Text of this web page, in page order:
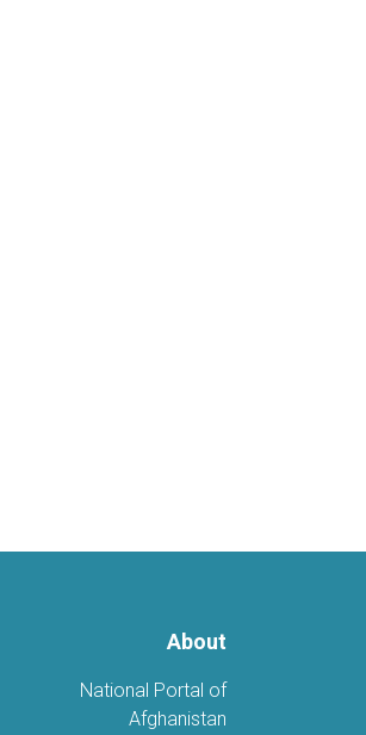
About
National Portal of
Afghanistan